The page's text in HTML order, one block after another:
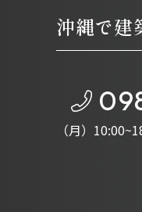
沖縄で建
（月）